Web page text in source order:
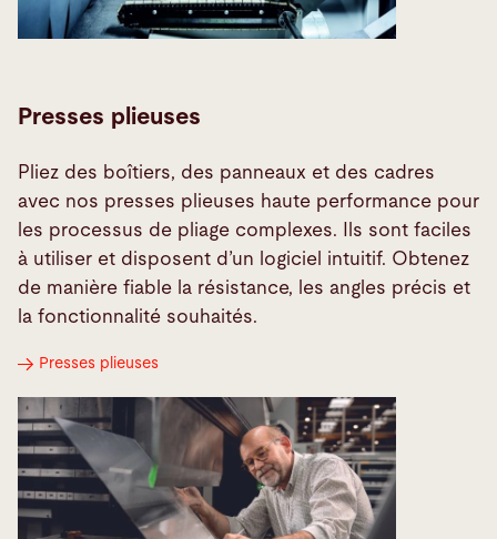
Presses plieuses
Pliez des boîtiers, des panneaux et des cadres
avec nos presses plieuses haute performance pour
les processus de pliage complexes. Ils sont faciles
à utiliser et disposent d’un logiciel intuitif. Obtenez
de manière fiable la résistance, les angles précis et
la fonctionnalité souhaités.
Presses plieuses